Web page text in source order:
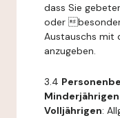
dass Sie
oder
Austauschs mit
anzugeben.
3.4
Volljährigen: